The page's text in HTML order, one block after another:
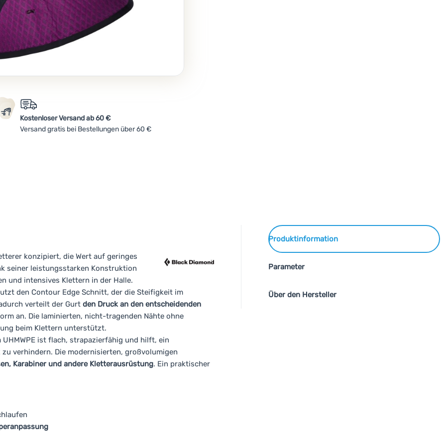
Kostenloser Versand ab 60 €
Versand gratis bei Bestellungen über 60 €
Produktinformation
Parameter
Über den Hersteller
konzipiert, die Wert auf geringes
seiner leistungsstarken Konstruktion
und intensives Klettern in der Halle.
den Contour Edge Schnitt, der die Steifigkeit im
verteilt der Gurt den Druck an den entscheidenden
an. Die laminierten, nicht-tragenden Nähte ohne
beim Klettern unterstützt.
ist flach, strapazierfähig und hilft, ein
verhindern. Die modernisierten, großvolumigen
Karabiner und andere Kletterausrüstung. Ein praktischer